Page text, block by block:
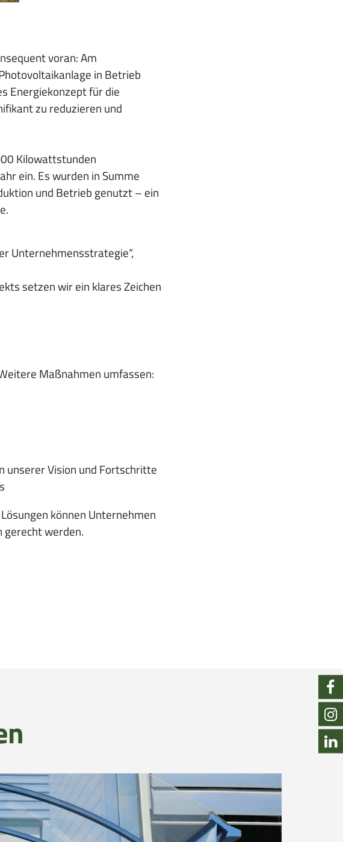
voran: Am
in Betrieb
Energiekonzept für die
zu reduzieren und
Kilowattstunden
ein. Es wurden in Summe
und Betrieb genutzt – ein
Unternehmensstrategie“,
setzen wir ein klares Zeichen
Maßnahmen umfassen:
Vision und Fortschritte
können Unternehmen
werden.